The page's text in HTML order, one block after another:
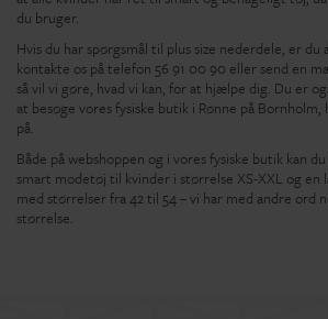
du bruger.
Hvis du har spørgsmål til plus size nederdele, er
kontakte os på telefon 56 91 00 90 eller send en
så vil vi gøre, hvad vi kan, for at hjælpe dig. Du er
at besøge vores fysiske butik i Rønne på
på.
Både på webshoppen og i vores fysiske butik kan
smart modetøj til kvinder i størrelse XS-XXL og en
med størrelser fra 42 til 54 – vi har med andre ord
størrelse.